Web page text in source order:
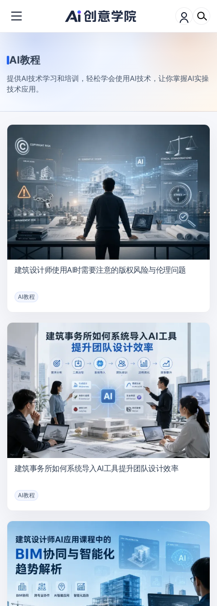
AI教程
提供AI技术学习和培训，轻松学会使用AI技术，让你掌握AI实操
技术应用。
建筑设计师使用AI时需要注意的版权风险与伦理问题
AI教程
建筑事务所如何系统导入AI工具提升团队设计效率
AI教程